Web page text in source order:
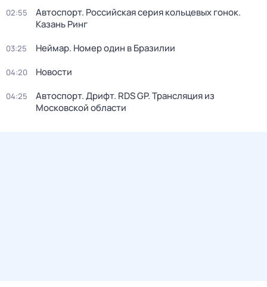
02:55
Автоспорт. Российская серия кольцевых гонок.
Казань Ринг
03:25 Неймар. Номер один в Бразилии
04:20 Новости
04:25
Автоспорт. Дрифт. RDS GP. Трансляция из
Московской области